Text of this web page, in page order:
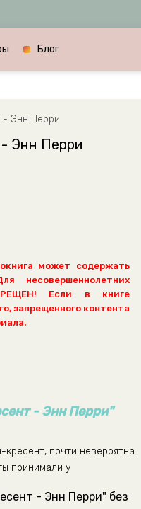
Блог
- Энн Перри
Энн Перри
может содержать
несовершеннолетних
Если в книге
запрещенного контента
- Энн Перри"
почти невероятна.
принимали у
- Энн Перри" без